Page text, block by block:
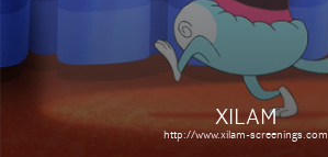
XILAM
http://www.xilam-screenings.com